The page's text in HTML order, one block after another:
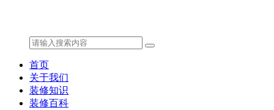
首页
关于我们
装修知识
装修百科